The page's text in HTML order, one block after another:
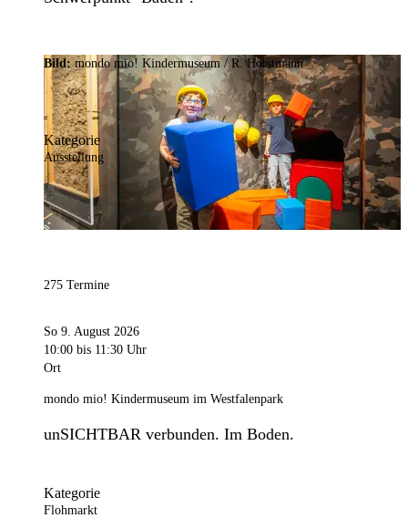
Bild:mondo mio! Kindermuseum / R. Horstmann
Kategorie
Ausstellung
275 Termine
So 9. August 2026
10:00 bis 11:30 Uhr
Ort
mondo mio! Kindermuseum im Westfalenpark
unSICHTBAR verbunden. Im Boden.
Kategorie
Flohmarkt